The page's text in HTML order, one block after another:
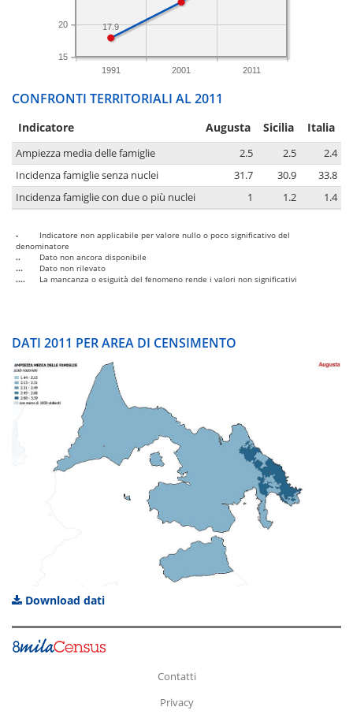
1991 2001 2011
15
20 17.9
CONFRONTI TERRITORIALI AL 2011
Indicatore Augusta Sicilia Italia
Ampiezza media delle famiglie 2.5 2.5
2.4
Incidenza famiglie senza nuclei
31.7 30.9
33.8
Incidenza famiglie con due o più nuclei
1 1.2 1.4
-
Indicatore non applicabile per valore nullo o poco significativo del
denominatore
..
Dato non ancora disponibile
...
Dato non rilevato
....
La mancanza o esiguità del fenomeno rende i valori non significativi
DATI 2011 PER AREA DI CENSIMENTO
Download dati
Contatti
Privacy